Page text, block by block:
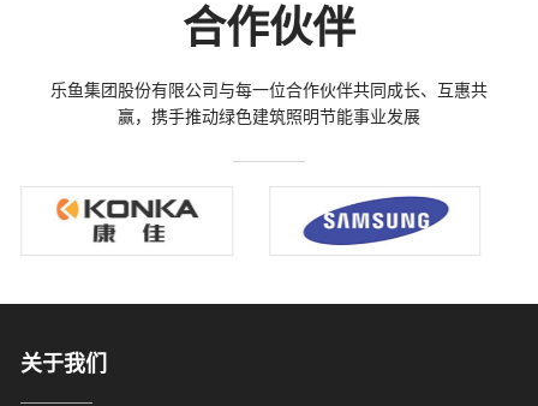
合作伙伴
乐鱼集团股份有限公司与每一位合作伙伴共同成长、互惠共
赢，携手推动绿色建筑照明节能事业发展
关于我们